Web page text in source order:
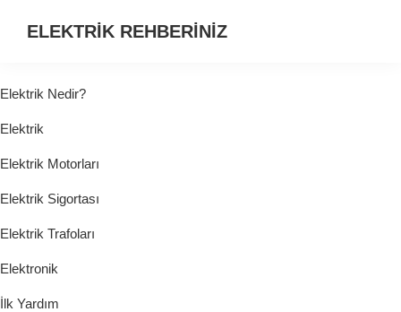
ELEKTRİK REHBERİNİZ
HER
ŞEY...
Elektrik Nedir?
Elektrik
Elektrik Motorları
Elektrik Sigortası
Elektrik Trafoları
Elektronik
İlk Yardım